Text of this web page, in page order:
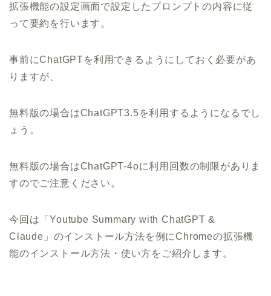
拡張機能の設定画面で設定したプロンプトの内容に従
って要約を行います。
事前にChatGPTを利用できるようにしておく必要があ
りますが、
無料版の場合はChatGPT3.5を利用するようになるでし
ょう。
無料版の場合はChatGPT-4oに利用回数の制限がありま
すのでご注意ください。
今回は「Youtube Summary with ChatGPT &
Claude」のインストール方法を例にChromeの拡張機
能のインストール方法・使い方をご紹介します。